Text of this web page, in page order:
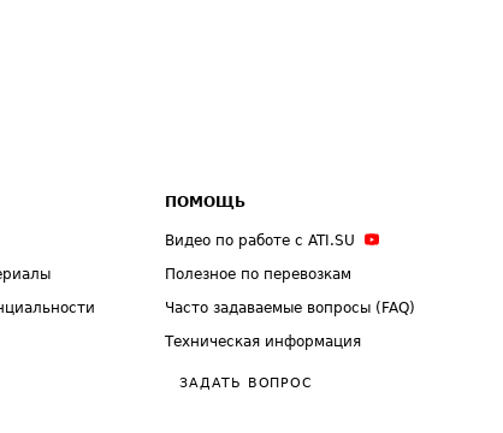
ПОМОЩЬ
Видео по работе с ATI.SU
Полезное по перевозкам
Часто задаваемые вопросы (FAQ)
Техническая информация
ЗАДАТЬ ВОПРОС